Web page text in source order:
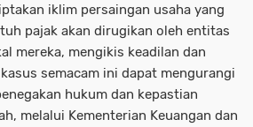
iklim persaingan usaha yang
pajak akan dirugikan oleh entitas
mereka, mengikis keadilan dan
semacam ini dapat mengurangi
hukum dan kepastian
melalui Kementerian Keuangan dan